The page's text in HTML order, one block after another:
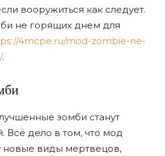
вооружиться как следует.
не горящих днем для
4mcpe.ru/mod-zombie-ne-
.
зомби станут
Всё дело в том, что мод
новые виды мертвецов,